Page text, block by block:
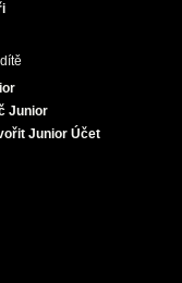
Junior
Junior Účet